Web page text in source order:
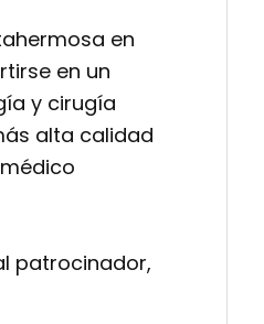
en
en un
y cirugía
alta calidad
patrocinador,